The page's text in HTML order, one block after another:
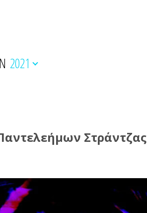
2021
Στράντζας